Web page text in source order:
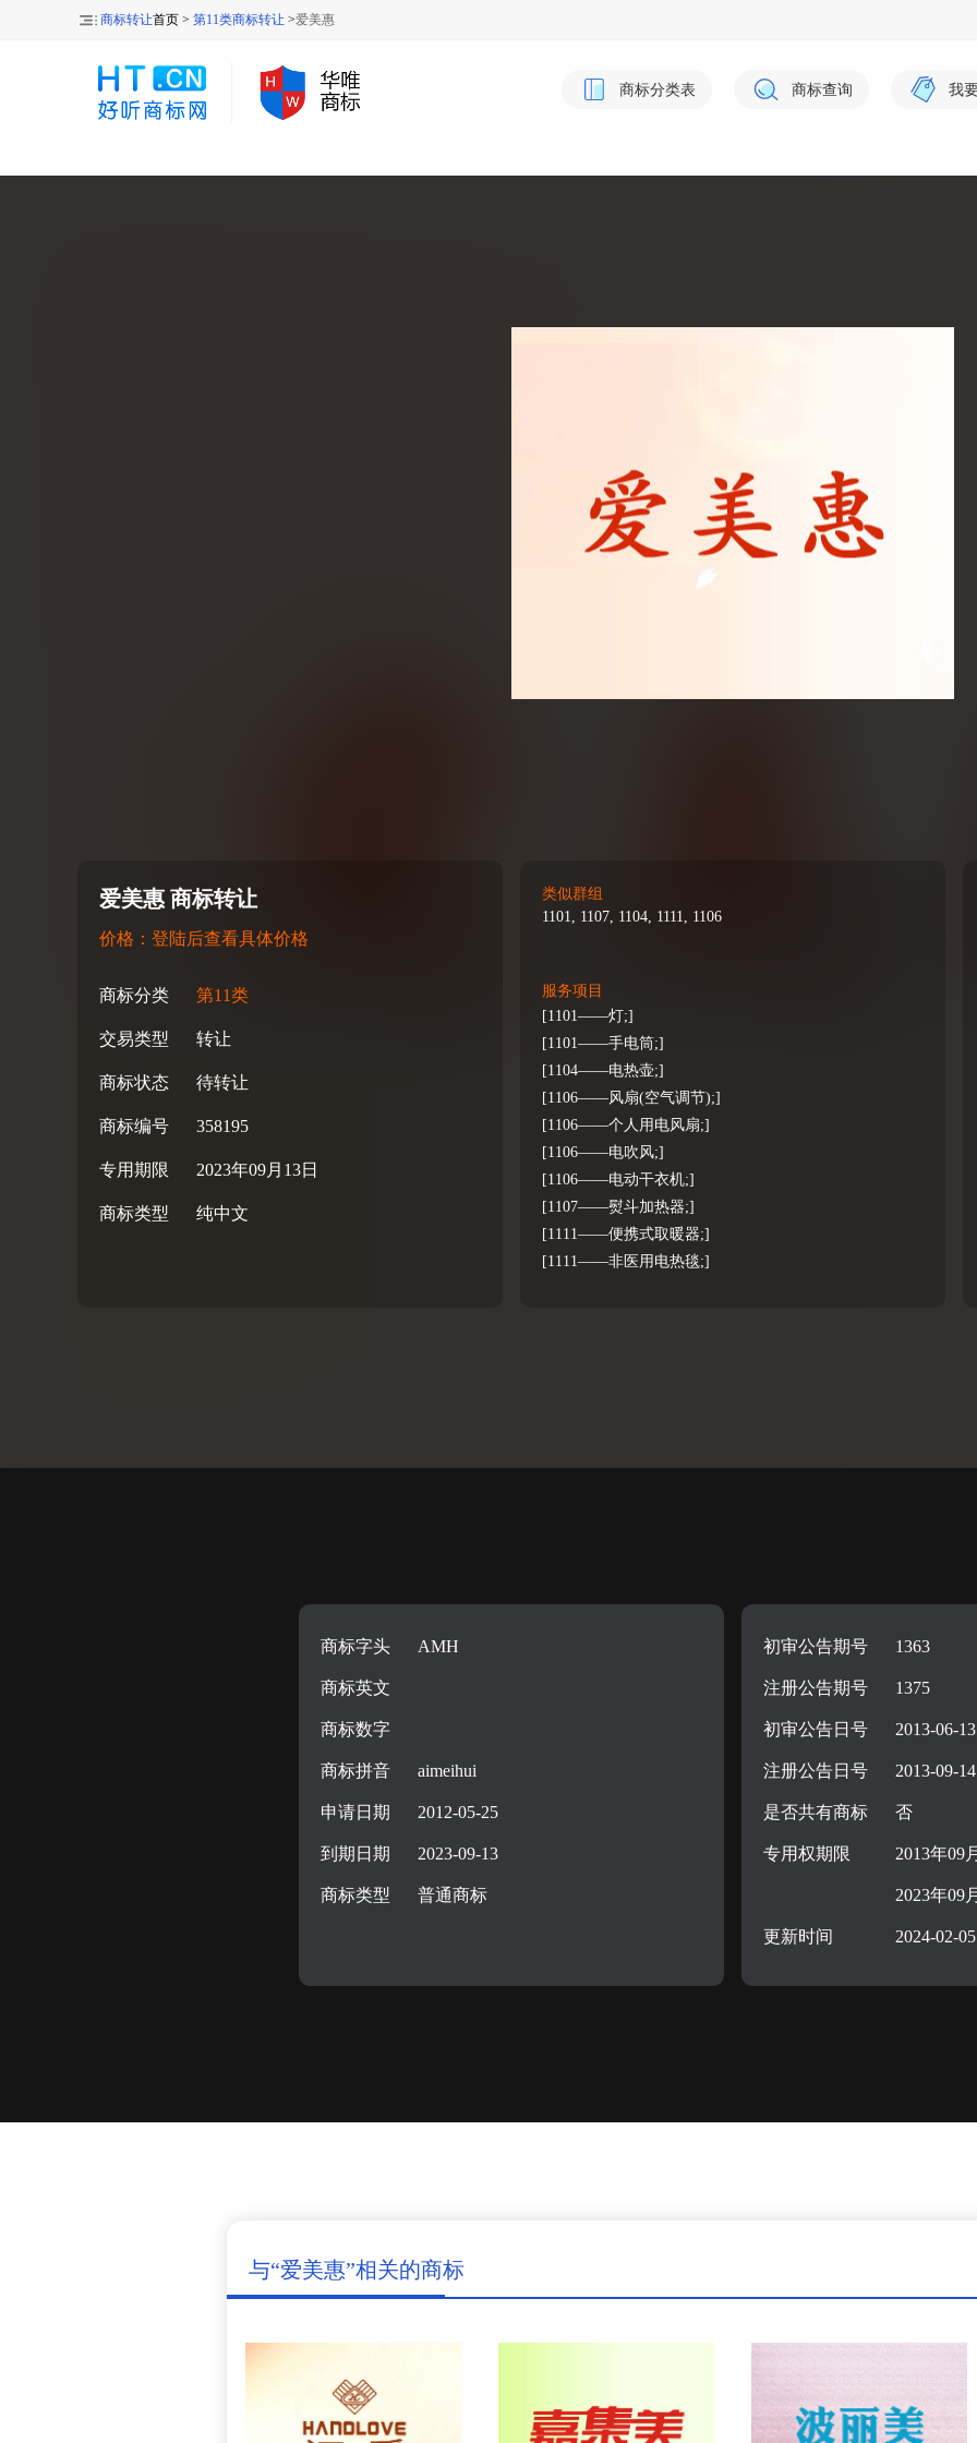
商标转让首页 > 第11类商标转让 >爱美惠
商标分类表 商标查询 我
爱美惠 商标转让
价格：登陆后查看具体价格
商标分类 第11类
交易类型 转让
商标状态 待转让
商标编号 358195
专用期限 2023年09月13日
商标类型 纯中文
类似群组
1101, 1107, 1104, 1111, 1106
服务项目
[1101——灯;]
[1101——手电筒;]
[1104——电热壶;]
[1106——风扇(空气调节);]
[1106——个人用电风扇;]
[1106——电吹风;]
[1106——电动干衣机;]
[1107——熨斗加热器;]
[1111——便携式取暖器;]
[1111——非医用电热毯;]
商标字头 AMH
商标英文
商标数字
商标拼音 aimeihui
申请日期 2012-05-25
到期日期 2023-09-13
商标类型 普通商标
初审公告期号 1363
注册公告期号 1375
初审公告日号 2013-06-13
注册公告日号 2013-09-14
是否共有商标 否
专用权期限 2013年09
2023年09
更新时间 2024-02-05
与“爱美惠”相关的商标